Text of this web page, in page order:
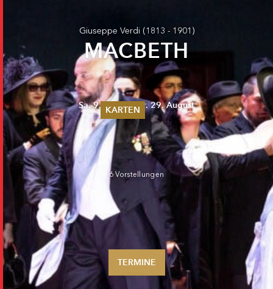
KARTEN
Sommer 2026
Pfingsten 2026
Abonnements
Karteninformation
Gutscheine
Giuseppe Verdi (1813 - 1901)
MACBETH
Sa. 9. August - Fr. 29. August
6 Vorstellungen
TERMINE